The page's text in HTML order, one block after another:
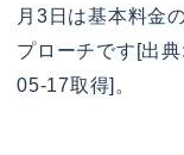
月3日は基本料金
プローチです[出典:
05-17取得]。